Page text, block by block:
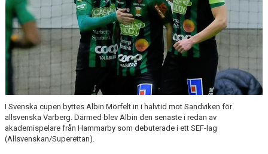
I Svenska cupen byttes Albin Mörfelt in i halvtid mot Sandviken för
allsvenska Varberg. Därmed blev Albin den senaste i redan av
akademispelare från Hammarby som debuterade i ett SEF-lag
(Allsvenskan/Superettan).